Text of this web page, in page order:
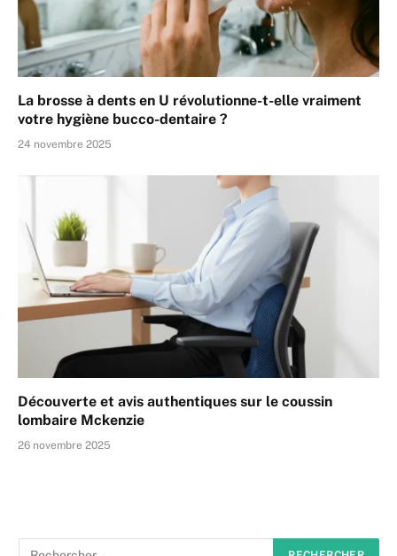
La brosse à dents en U révolutionne-t-elle vraiment
votre hygiène bucco-dentaire ?
24 novembre 2025
Découverte et avis authentiques sur le coussin
lombaire Mckenzie
26 novembre 2025